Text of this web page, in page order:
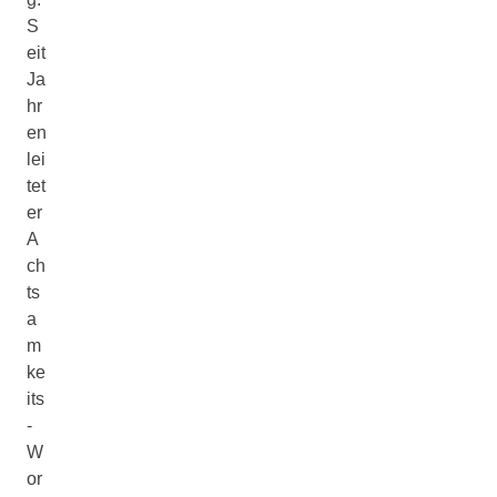
S
eit
Ja
hr
en
lei
tet
er
A
ch
ts
a
m
ke
its
-
W
or